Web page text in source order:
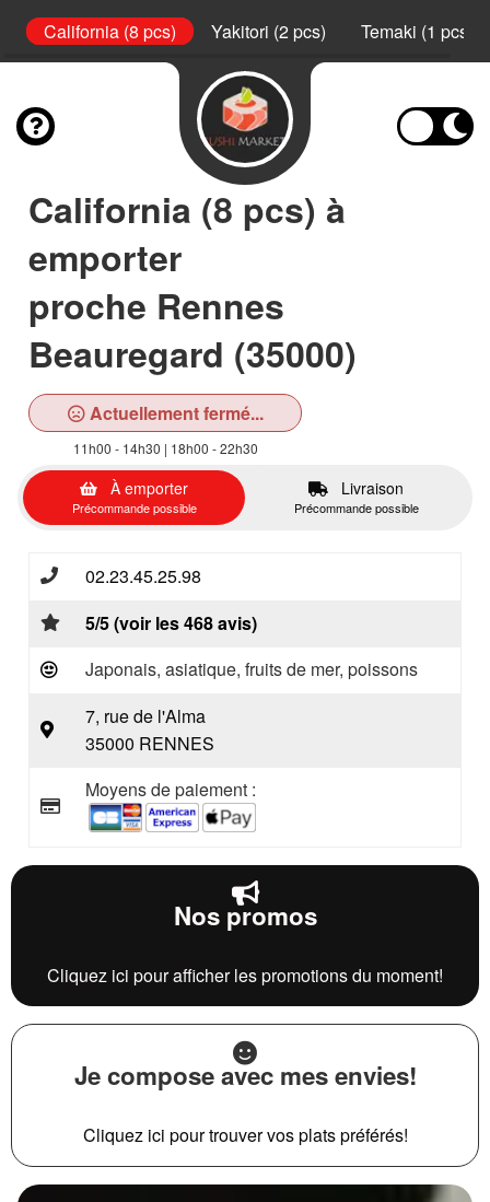
California (8 pcs) Yakitori (2 pcs) Temaki (1 pcs)
California (8 pcs) à
emporter
proche Rennes
Beauregard (35000)
Actuellement fermé...
11h00 - 14h30 | 18h00 - 22h30
À emporter
Précommande possible
Livraison
Précommande possible
02.23.45.25.98
5/5 (voir les 468 avis)
Japonais, asiatique, fruits de mer, poissons
7, rue de l'Alma
35000 RENNES
Moyens de paiement :
Nos promos
Cliquez ici pour afficher les promotions du moment!
Je compose avec mes envies!
Cliquez ici pour trouver vos plats préférés!